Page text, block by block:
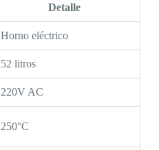
Detalle
Horno eléctrico
52 litros
220V AC
250°C